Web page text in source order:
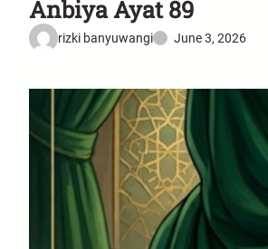
Anbiya Ayat 89
rizki banyuwangi June 3, 2026